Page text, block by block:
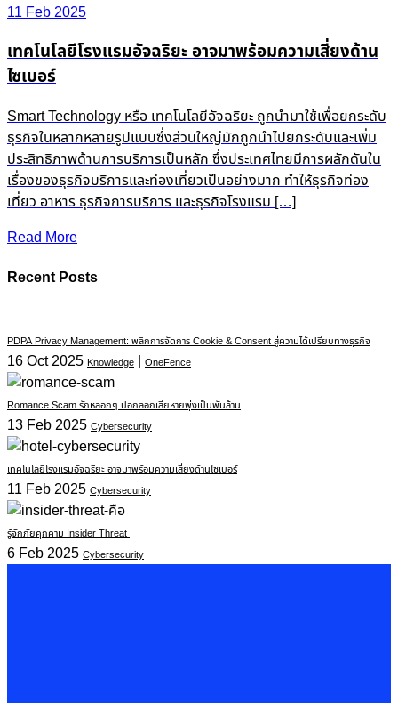
11 Feb 2025
เทคโนโลยีโรงแรมอัจฉริยะ อาจมาพร้อมความเสี่ยงด้าน
ไซเบอร์
Smart Technology หรือ เทคโนโลยีอัจฉริยะ ถูกนำมาใช้เพื่อยกระดับ
ธุรกิจในหลากหลายรูปแบบซึ่งส่วนใหญ่มักถูกนำไปยกระดับและเพิ่ม
ประสิทธิภาพด้านการบริการเป็นหลัก ซึ่งประเทศไทยมีการผลักดันใน
เรื่องของธุรกิจบริการและท่องเที่ยวเป็นอย่างมาก ทำให้ธุรกิจท่อง
เที่ยว อาหาร ธุรกิจการบริการ และธุรกิจโรงแรม […]
Read More
Recent Posts
PDPA Privacy Management: พลิกการจัดการ Cookie & Consent สู่ความได้เปรียบทางธุรกิจ
16 Oct 2025 Knowledge | OneFence
Romance Scam รักหลอกๆ ปอกลอกเสียหายพุ่งเป็นพันล้าน
13 Feb 2025 Cybersecurity
เทคโนโลยีโรงแรมอัจฉริยะ อาจมาพร้อมความเสี่ยงด้านไซเบอร์
11 Feb 2025 Cybersecurity
รู้จักภัยคุกคาม Insider Threat
6 Feb 2025 Cybersecurity